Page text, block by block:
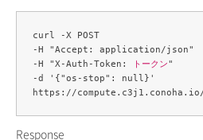
curl -X POST
-H "Accept: application/json"
-H "X-Auth-Token:
トークン"
-d '{"os-stop": null}'
https://
Response